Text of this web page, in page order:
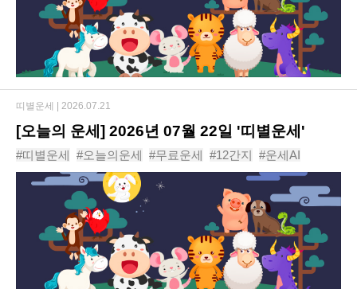
[오늘의 운세] 2026년 07월 22일 '띠별운세'
#띠별운세 #오늘의운세 #무료운세 #12간지 #운세AI
#동물운세 #운세 #신년운세 #사주 #년도운세
띠별운세 | 2026.07.21